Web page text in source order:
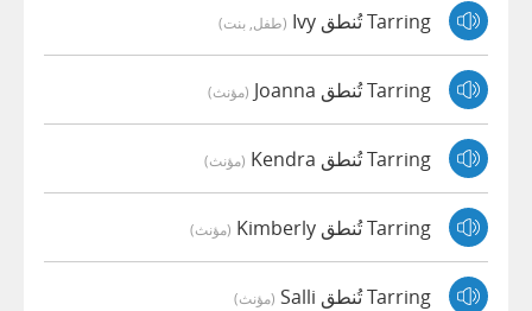
Tarring تُنطق Ivy (طفل, بنت)
Tarring تُنطق Joanna (مؤنث)
Tarring تُنطق Kendra (مؤنث)
Tarring تُنطق Kimberly (مؤنث)
Tarring تُنطق Salli (مؤنث)